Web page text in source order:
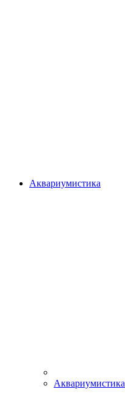
Аквариумистика
Аквариумистика